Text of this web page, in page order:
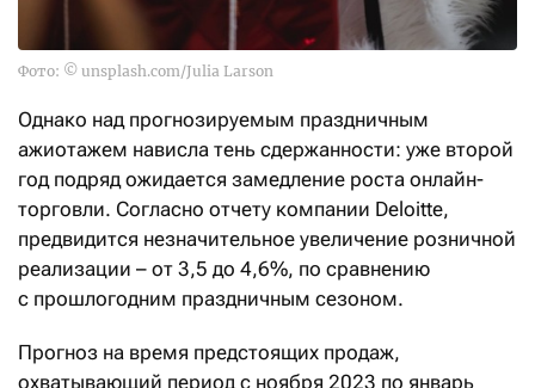
Фото: © unsplash.com/Julia Larson
Однако над прогнозируемым праздничным
ажиотажем нависла тень сдержанности: уже второй
год подряд ожидается замедление роста онлайн-
торговли. Согласно отчету компании Deloitte,
предвидится незначительное увеличение розничной
реализации – от 3,5 до 4,6%, по сравнению
с прошлогодним праздничным сезоном.
Прогноз на время предстоящих продаж,
охватывающий период с ноября 2023 по январь